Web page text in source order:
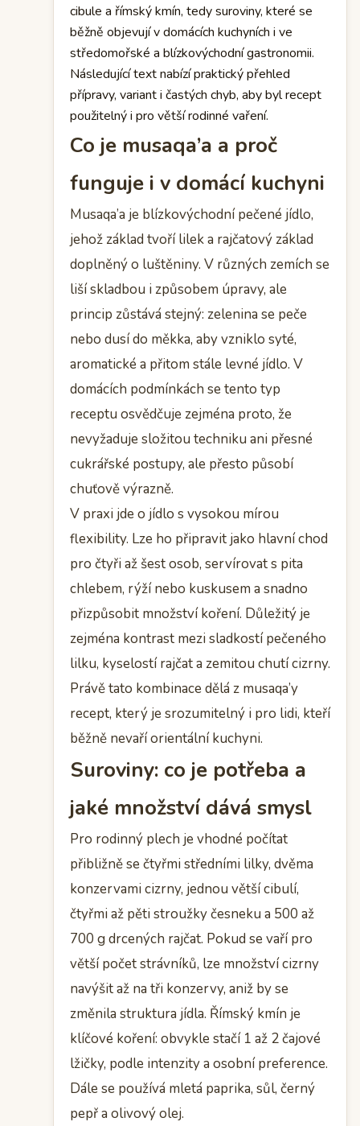
cibule a římský kmín, tedy suroviny, které se
běžně objevují v domácích kuchyních i ve
středomořské a blízkovýchodní gastronomii.
Následující text nabízí praktický přehled
přípravy, variant i častých chyb, aby byl recept
použitelný i pro větší rodinné vaření.
Co je musaqa’a a proč
funguje i v domácí kuchyni
Musaqa’a je blízkovýchodní pečené jídlo,
jehož základ tvoří lilek a rajčatový základ
doplněný o luštěniny. V různých zemích se
liší skladbou i způsobem úpravy, ale
princip zůstává stejný: zelenina se peče
nebo dusí do měkka, aby vzniklo syté,
aromatické a přitom stále levné jídlo. V
domácích podmínkách se tento typ
receptu osvědčuje zejména proto, že
nevyžaduje složitou techniku ani přesné
cukrářské postupy, ale přesto působí
chuťově výrazně.
V praxi jde o jídlo s vysokou mírou
flexibility. Lze ho připravit jako hlavní chod
pro čtyři až šest osob, servírovat s pita
chlebem, rýží nebo kuskusem a snadno
přizpůsobit množství koření. Důležitý je
zejména kontrast mezi sladkostí pečeného
lilku, kyselostí rajčat a zemitou chutí cizrny.
Právě tato kombinace dělá z musaqa’y
recept, který je srozumitelný i pro lidi, kteří
běžně nevaří orientální kuchyni.
Suroviny: co je potřeba a
jaké množství dává smysl
Pro rodinný plech je vhodné počítat
přibližně se čtyřmi středními lilky, dvěma
konzervami cizrny, jednou větší cibulí,
čtyřmi až pěti stroužky česneku a 500 až
700 g drcených rajčat. Pokud se vaří pro
větší počet strávníků, lze množství cizrny
navýšit až na tři konzervy, aniž by se
změnila struktura jídla. Římský kmín je
klíčové koření: obvykle stačí 1 až 2 čajové
lžičky, podle intenzity a osobní preference.
Dále se používá mletá paprika, sůl, černý
pepř a olivový olej.